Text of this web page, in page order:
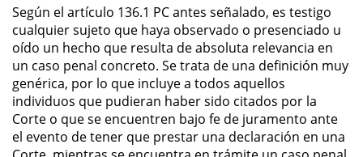
Homicidio
Homicidio Involuntario
Homicidio Voluntario
Según el artículo 136.1 PC antes señalado, es testigo
cualquier sujeto que haya observado o presenciado u
oído un hecho que resulta de absoluta relevancia en
un caso penal concreto. Se trata de una definición muy
genérica, por lo que incluye a todos aquellos
individuos que pudieran haber sido citados por la
Corte o que se encuentren bajo fe de juramento ante
el evento de tener que prestar una declaración en una